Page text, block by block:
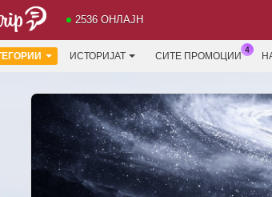
2536 ОНЛАЈН
ИСТОРИЈАТ СИТЕ ПРОМОЦИИ